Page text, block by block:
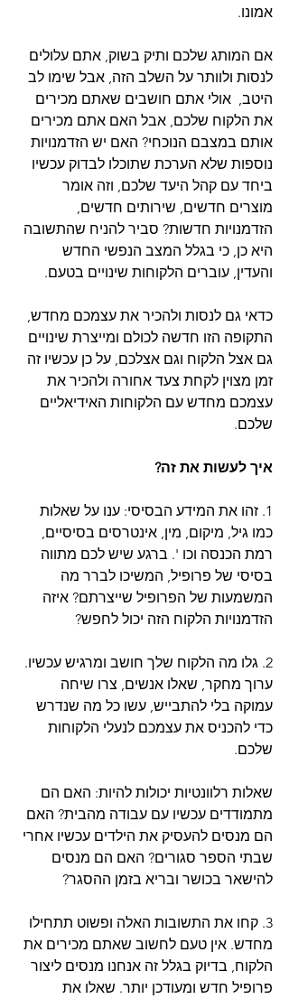
אמונו.
אם המותג שלכם ותיק בשוק, אתם עלולים
לנסות ולוותר על השלב הזה, אבל שימו לב
היטב,  אולי אתם חושבים שאתם מכירים
את הלקוח שלכם, אבל האם אתם מכירים
אותם במצבם הנוכחי? האם יש הזדמנויות
נוספות שלא הערכת שתוכלו לבדוק עכשיו
ביחד עם קהל היעד שלכם, וזה אומר
מוצרים חדשים, שירותים חדשים,
הזדמנויות חדשות? סביר להניח שהתשובה
היא כן, כי בגלל המצב הנפשי החדש
והעדין, עוברים הלקוחות שינויים בטעם.
כדאי גם לנסות ולהכיר את עצמכם מחדש,
התקופה הזו חדשה לכולם ומייצרת שינויים
גם אצל הלקוח וגם אצלכם, על כן עכשיו זה
זמן מצוין לקחת צעד אחורה ולהכיר את
עצמכם מחדש עם הלקוחות האידיאליים
שלכם.
איך לעשות את זה?
1. זהו את המידע הבסיסי: ענו על שאלות
כמו גיל, מיקום, מין, אינטרסים בסיסיים,
רמת הכנסה וכו '. ברגע שיש לכם מתווה
בסיסי של פרופיל, המשיכו לברר מה
המשמעות של הפרופיל שייצרתם? איזה
הזדמנויות הלקוח הזה יכול לחפש?
2. גלו מה הלקוח שלך חושב ומרגיש עכשיו.
ערוך מחקר, שאלו אנשים, צרו שיחה
עמוקה בלי להתבייש, עשו כל מה שנדרש
כדי להכניס את עצמכם לנעלי הלקוחות
שלכם.
שאלות רלוונטיות יכולות להיות: האם הם
מתמודדים עכשיו עם עבודה מהבית? האם
הם מנסים להעסיק את הילדים עכשיו אחרי
שבתי הספר סגורים? האם הם מנסים
להישאר בכושר ובריא בזמן ההסגר?
3. קחו את התשובות האלה ופשוט תתחילו
מחדש. אין טעם לחשוב שאתם מכירים את
הלקוח, בדיוק בגלל זה אנחנו מנסים ליצור
פרופיל חדש ומעודכן יותר. שאלו את